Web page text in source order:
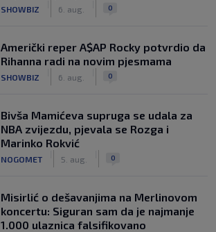
SHOWBIZ 6. aug. 0
Američki reper A$AP Rocky potvrdio da
Rihanna radi na novim pjesmama
SHOWBIZ 6. aug. 0
Bivša Mamićeva supruga se udala za
NBA zvijezdu, pjevala se Rozga i
Marinko Rokvić
NOGOMET 5. aug. 0
Misirlić o dešavanjima na Merlinovom
koncertu: Siguran sam da je najmanje
1.000 ulaznica falsifikovano